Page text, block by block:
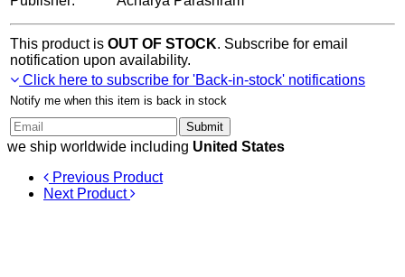
This product is OUT OF STOCK. Subscribe for email
notification upon availability.
Click here to subscribe for 'Back-in-stock' notifications
Notify me when this item is back in stock
Submit
we ship worldwide including United States
Previous Product
Next Product